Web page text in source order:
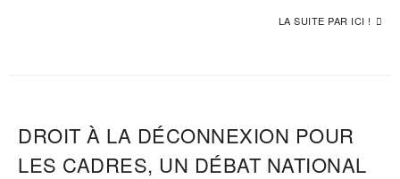
LA SUITE PAR ICI !
DROIT À LA DÉCONNEXION POUR
LES CADRES, UN DÉBAT NATIONAL